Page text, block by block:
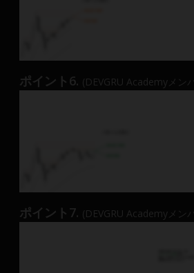
ポイント6. (DEVGRU Academyメン
ポイント7. (DEVGRU Academyメン